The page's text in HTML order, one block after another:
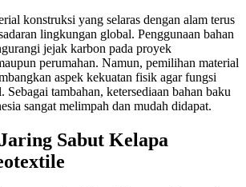
konstruksi yang selaras dengan alam terus
lingkungan global. Penggunaan bahan
jejak karbon pada proyek
perumahan. Namun, pemilihan material
aspek kekuatan fisik agar fungsi
Sebagai tambahan, ketersediaan bahan baku
sangat melimpah dan mudah didapat.
Sabut Kelapa